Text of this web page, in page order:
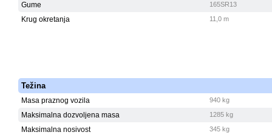
Gume 165SR13
Krug okretanja 11,0 m
Težina
Masa praznog vozila 940 kg
Maksimalna dozvoljena masa 1285 kg
Maksimalna nosivost 345 kg